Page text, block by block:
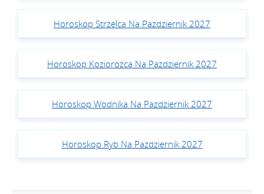
Horoskop Strzelca Na Pazdziernik 2027
Horoskop Koziorożca Na Pazdziernik 2027
Horoskop Wodnika Na Pazdziernik 2027
Horoskop Ryb Na Pazdziernik 2027